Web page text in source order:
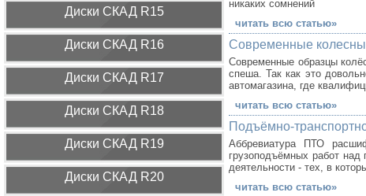
Диcки СКАД R15
Диcки СКАД R16
Диcки СКАД R17
Диcки СКАД R18
Диcки СКАД R19
Диcки СКАД R20
никаких сомнений
читать всю статью»
Современные
Современные образцы
спеша. Так как это
автомагазина, где
читать всю статью»
Подъёмно-
Аббревиатура ПТО
грузоподъёмных работ
деятельности - тех, в
читать всю статью»